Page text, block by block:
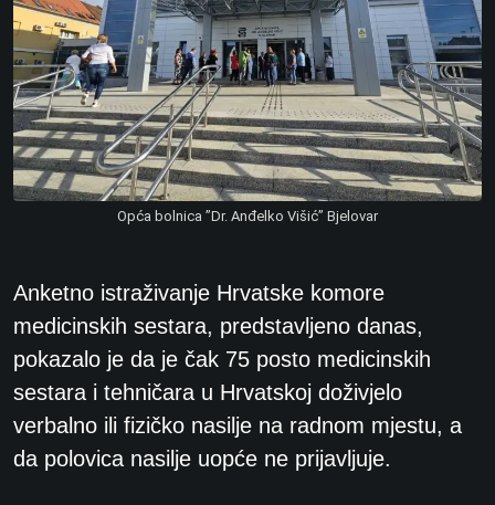
Opća bolnica ”Dr. Anđelko Višić” Bjelovar
Anketno istraživanje Hrvatske komore
medicinskih sestara, predstavljeno danas,
pokazalo je da je čak 75 posto medicinskih
sestara i tehničara u Hrvatskoj doživjelo
verbalno ili fizičko nasilje na radnom mjestu, a
da polovica nasilje uopće ne prijavljuje.